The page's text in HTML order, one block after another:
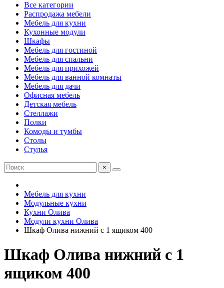
Все категории
Распродажа мебели
Мебель для кухни
Кухонные модули
Шкафы
Мебель для гостиной
Мебель для спальни
Мебель для прихожей
Мебель для ванной комнаты
Мебель для дачи
Офисная мебель
Детская мебель
Стеллажи
Полки
Комоды и тумбы
Столы
Стулья
×
Мебель для кухни
Модульные кухни
Кухни Олива
Модули кухни Олива
Шкаф Олива нижний с 1 ящиком 400
Шкаф Олива нижний с 1
ящиком 400